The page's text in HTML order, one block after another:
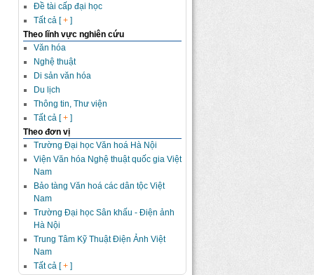
Đề tài cấp đại học
Tất cả [+ ]
Theo lĩnh vực nghiên cứu
Văn hóa
Nghệ thuật
Di sản văn hóa
Du lịch
Thông tin, Thư viện
Tất cả [+ ]
Theo đơn vị
Trường Đại học Văn hoá Hà Nội
Viện Văn hóa Nghệ thuật quốc gia Việt
Nam
Bảo tàng Văn hoá các dân tộc Việt
Nam
Trường Đại học Sân khấu - Điện ảnh
Hà Nội
Trung Tâm Kỹ Thuật Điện Ảnh Việt
Nam
Tất cả [+ ]